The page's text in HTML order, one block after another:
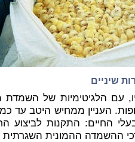
שיניים
עם הלגיטימיות של השמדת
העניין ממחיש היטב עד
החיים: התקנות לביצוע
ההשמדה ההמונית